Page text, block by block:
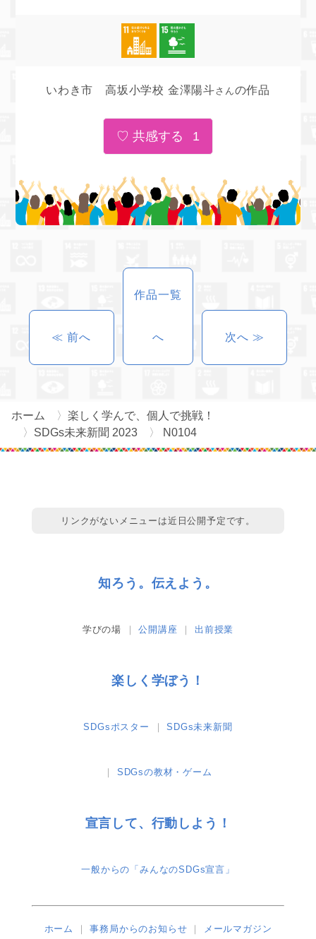
いわき市 高坂小学校 金澤陽斗さんの作品
1
≪ 前へ
作品一覧
へ 次へ ≫
ホーム
楽しく学んで、個人で挑戦！
SDGs未来新聞 2023
N0104
リンクがないメニューは近日公開予定です。
知ろう。伝えよう。
学びの場 公開講座 出前授業
楽しく学ぼう！
SDGsポスター SDGs未来新聞
SDGsの教材・ゲーム
宣言して、行動しよう！
一般からの「みんなのSDGs宣言」
ホーム 事務局からのお知らせ メールマガジン